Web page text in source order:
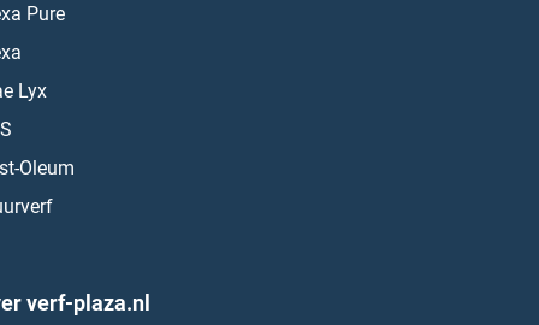
Pure
Lyx
Oleum
verf-plaza.nl